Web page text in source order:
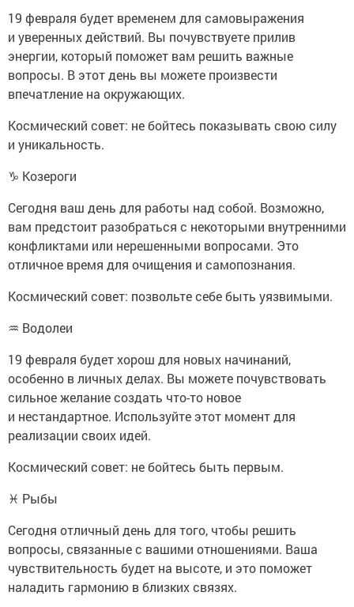
19 февраля будет временем для самовыражения
и уверенных действий. Вы почувствуете прилив
энергии, который поможет вам решить важные
вопросы. В этот день вы можете произвести
впечатление на окружающих.
Космический совет: не бойтесь показывать свою силу
и уникальность.
♑ Козероги
Сегодня ваш день для работы над собой. Возможно,
вам предстоит разобраться с некоторыми внутренними
конфликтами или нерешенными вопросами. Это
отличное время для очищения и самопознания.
Космический совет: позвольте себе быть уязвимыми.
♒ Водолеи
19 февраля будет хорош для новых начинаний,
особенно в личных делах. Вы можете почувствовать
сильное желание создать что-то новое
и нестандартное. Используйте этот момент для
реализации своих идей.
Космический совет: не бойтесь быть первым.
♓ Рыбы
Сегодня отличный день для того, чтобы решить
вопросы, связанные с вашими отношениями. Ваша
чувствительность будет на высоте, и это поможет
наладить гармонию в близких связях.